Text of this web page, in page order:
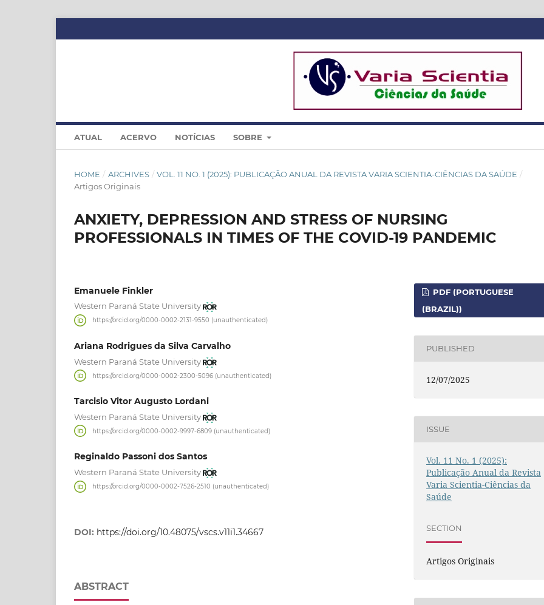
ATUAL ACERVO NOTÍCIAS SOBRE
HOME / ARCHIVES / VOL. 11 NO. 1 (2025): PUBLICAÇÃO ANUAL DA REVISTA VARIA SCIENTIA-CIÊNCIAS DA SAÚDE /
Artigos Originais
ANXIETY, DEPRESSION AND STRESS OF NURSING
PROFESSIONALS IN TIMES OF THE COVID-19 PANDEMIC
Emanuele Finkler
Western Paraná State University
https://orcid.org/0000-0002-2131-9550 (unauthenticated)
Ariana Rodrigues da Silva Carvalho
Western Paraná State University
https://orcid.org/0000-0002-2300-5096 (unauthenticated)
Tarcisio Vitor Augusto Lordani
Western Paraná State University
https://orcid.org/0000-0002-9997-6809 (unauthenticated)
Reginaldo Passoni dos Santos
Western Paraná State University
https://orcid.org/0000-0002-7526-2510 (unauthenticated)
DOI: https://doi.org/10.48075/vscs.v11i1.34667
ABSTRACT
PDF (PORTUGUESE
(BRAZIL))
PUBLISHED
12/07/2025
ISSUE
Vol. 11 No. 1 (2025):
Publicação Anual da Revista
Varia Scientia-Ciências da
Saúde
SECTION
Artigos Originais